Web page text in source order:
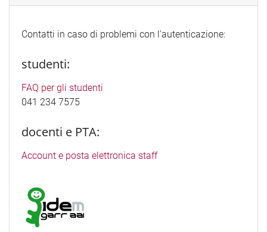
Contatti in caso di problemi con l'autenticazione:
studenti:
FAQ per gli studenti
041 234 7575
docenti e PTA:
Account e posta elettronica staff